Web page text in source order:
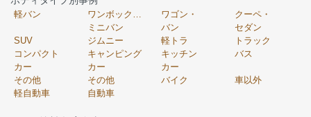
軽バン
ミニバン
ワゴン・
バン
クーペ・
セダン
SUV
ジムニー 軽トラ
トラック
コンパクト
カー
キャンピング
カー
キッチン
カー
バス
その他
軽自動車
その他
自動車
バイク 車以外